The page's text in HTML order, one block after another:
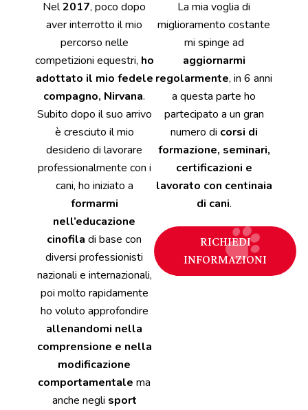
Nel2017, poco dopo
aver interrotto il mio
percorso nelle
competizioni equestri, ho
adottato il mio fedele
compagno, Nirvana.
Subito dopo il suo arrivo
è cresciuto il mio
desiderio di lavorare
professionalmente con i
cani, ho iniziato a
formarmi
nell’educazione
cinofila di base con
diversi professionisti
nazionali e internazionali,
poi molto rapidamente
ho voluto approfondire
allenandomi nella
comprensione e nella
modificazione
comportamentale ma
anche negli sport
La mia voglia di
miglioramento costante
mi spinge ad
aggiornarmi
regolarmente, in 6 anni
a questa parte ho
partecipato a un gran
numero di corsi di
formazione, seminari,
certificazioni e
lavorato con centinaia
di cani.
RICHIEDI
INFORMAZIONI